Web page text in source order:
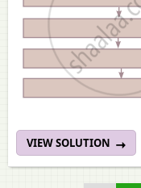
VIEW SOLUTION